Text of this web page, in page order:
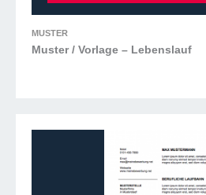
Muster / Vorlage – Lebenslauf